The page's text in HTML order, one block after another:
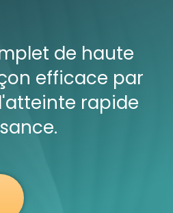
de haute
efficace par
rapide